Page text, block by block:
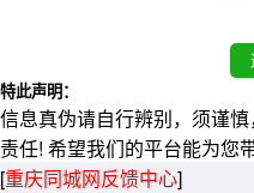
特此声明：
信息真伪请自行辨别，须谨
责任! 希望我们的平台能为您
[重庆同城网反馈中心]